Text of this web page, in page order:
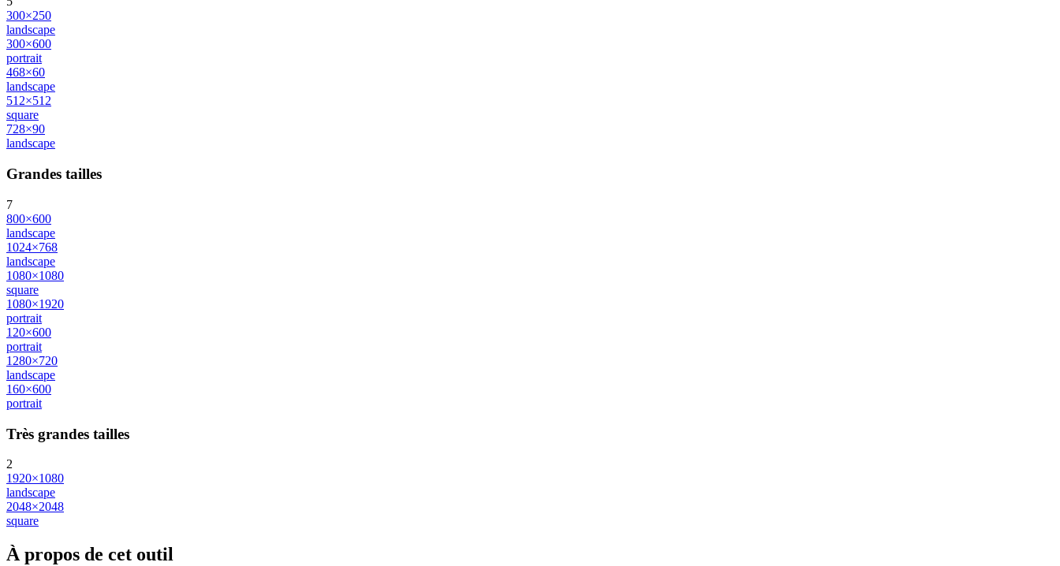
300×250
landscape
300×600
portrait
468×60
landscape
512×512
square
728×90
landscape
Grandes tailles
7
800×600
landscape
1024×768
landscape
1080×1080
square
1080×1920
portrait
120×600
portrait
1280×720
landscape
160×600
portrait
Très grandes tailles
2
1920×1080
landscape
2048×2048
square
À propos de cet outil